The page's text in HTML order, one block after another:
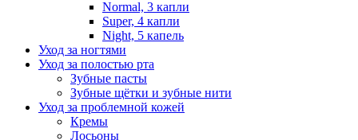
Normal, 3 капли
Super, 4 капли
Night, 5 капель
Уход за ногтями
Уход за полостью рта
Зубные пасты
Зубные щётки и зубные нити
Уход за проблемной кожей
Кремы
Лосьоны